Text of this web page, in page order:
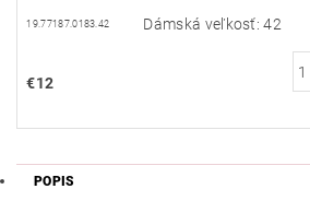
19.77187.0183.42 Dámská veľkosť: 42
€12
POPIS